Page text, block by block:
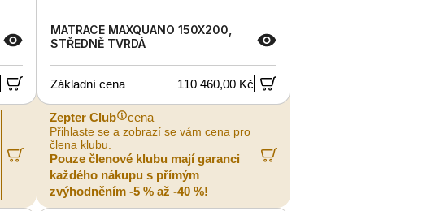
MATRACE MAXQUANO 150X200,
STŘEDNĚ TVRDÁ
Základní cena 110 460,00 Kč
Zepter Club cena
Přihlaste se a zobrazí se vám cena pro
člena klubu.
Pouze členové klubu mají garanci
každého nákupu s přímým
zvýhodněním -5 % až -40 %!